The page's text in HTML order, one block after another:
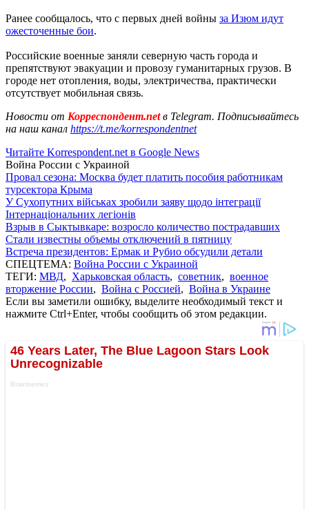
Ранее сообщалось, что с первых дней войны за Изюм идут
ожесточенные бои.
Российские военные заняли северную часть города и
препятствуют эвакуации и провозу гуманитарных грузов. В
городе нет отопления, воды, электричества, практически
отсутствует мобильная связь.
Новости от Корреспондент.netв Telegram. Подписывайтесь
на наш канал https://t.me/korrespondentnet
Читайте Korrespondent.net в Google News
Война России с Украиной
Провал сезона: Москва будет платить пособия работникам
турсектора Крыма
У Сухопутних військах зробили заяву щодо інтеграції
Інтернаціональних легіонів
Взрыв в Сыктывкаре: возросло количество пострадавших
Стали известны объемы отключений в пятницу
Встреча президентов: Ермак и Рубио обсудили детали
СПЕЦТЕМА: Война России с Украиной
ТЕГИ: МВД, Харьковская область, советник, военное
вторжение России, Война с Россией, Война в Украине
Если вы заметили ошибку, выделите необходимый текст и
нажмите Ctrl+Enter, чтобы сообщить об этом редакции.